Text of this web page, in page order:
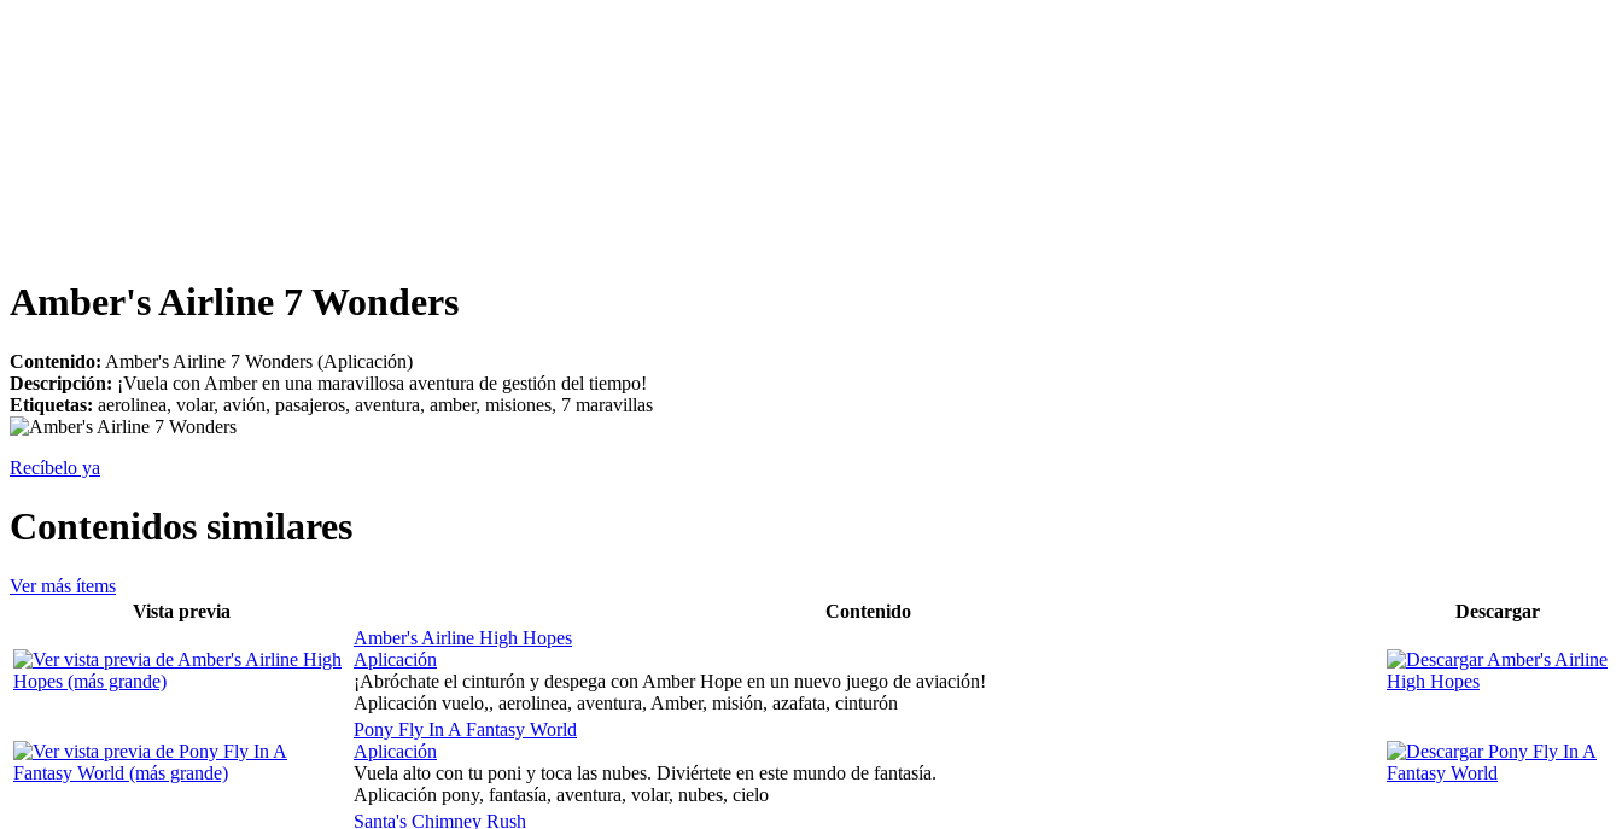
Amber's Airline 7 Wonders
Contenido: Amber's Airline 7 Wonders (Aplicación)
Descripción: ¡Vuela con Amber en una maravillosa aventura de gestión del tiempo!
Etiquetas: aerolinea, volar, avión, pasajeros, aventura, amber, misiones, 7 maravillas
Recíbelo ya
Contenidos similares
Ver más ítems
Vista previa
Contenido
Descargar
Amber's Airline High Hopes
Aplicación
¡Abróchate el cinturón y despega con Amber Hope en un nuevo juego de aviación!
Aplicación vuelo,, aerolinea, aventura, Amber, misión, azafata, cinturón
Pony Fly In A Fantasy World
Aplicación
Vuela alto con tu poni y toca las nubes. Diviértete en este mundo de fantasía.
Aplicación pony, fantasía, aventura, volar, nubes, cielo
Santa's Chimney Rush